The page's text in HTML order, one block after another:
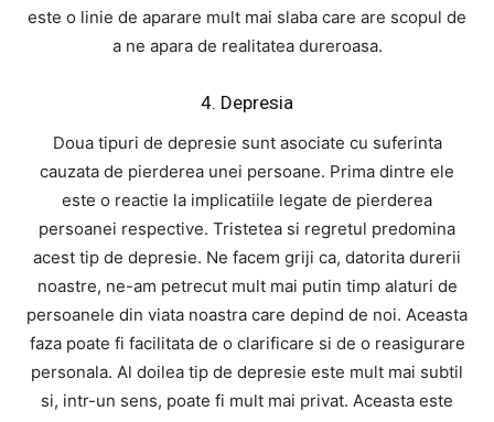
este o linie de aparare mult mai slaba care are scopul de
a ne apara de realitatea dureroasa.
4. Depresia
Doua tipuri de depresie sunt asociate cu suferinta
cauzata de pierderea unei persoane. Prima dintre ele
este o reactie la implicatiile legate de pierderea
persoanei respective. Tristetea si regretul predomina
acest tip de depresie. Ne facem griji ca, datorita durerii
noastre, ne-am petrecut mult mai putin timp alaturi de
persoanele din viata noastra care depind de noi. Aceasta
faza poate fi facilitata de o clarificare si de o reasigurare
personala. Al doilea tip de depresie este mult mai subtil
si, intr-un sens, poate fi mult mai privat. Aceasta este